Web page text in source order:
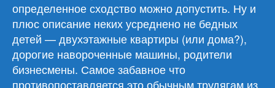
определенное сходство можно допустить. Ну и
плюс описание неких усреднено не бедных
детей — двухэтажные квартиры (или дома?),
дорогие навороченные машины, родители
бизнесмены. Самое забавное что
противопоставляется это обычным трудягам из